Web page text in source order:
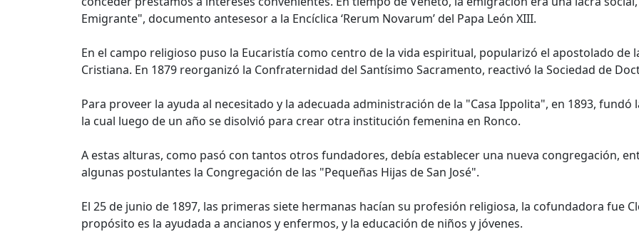
Emigrante", documento antesesor a la Encíclica ‘Rerum Novarum’ del Papa León XIII.
En el campo religioso puso la Eucaristía como centro de la vida espiritual, popularizó el apostolado de
Cristiana. En 1879 reorganizó la Confraternidad del Santísimo Sacramento, reactivó la Sociedad de
Para proveer la ayuda al necesitado y la adecuada administración de la "Casa Ippolita", en 1893,
la cual luego de un año se disolvió para crear otra institución femenina en Ronco.
A estas alturas, como pasó con tantos otros fundadores, debía establecer una nueva congregación,
algunas postulantes la Congregación de las "Pequeñas Hijas de San José".
El 25 de junio de 1897, las primeras siete hermanas hacían su profesión religiosa, la cofundadora fue
propósito es la ayudada a ancianos y enfermos, y la educación de niños y jóvenes.